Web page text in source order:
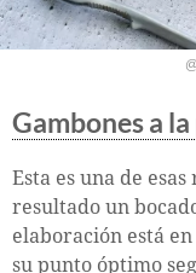
Gambones a
Esta es una de
resultado un
elaboración está
su punto óptimo